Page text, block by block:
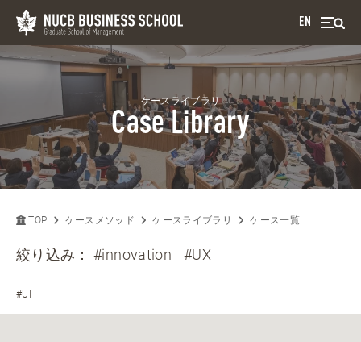
EN
ケースライブラリ
Case Library
TOP ケースメソッド ケースライブラリ ケース一覧
絞り込み：#innovation #UX
#UI